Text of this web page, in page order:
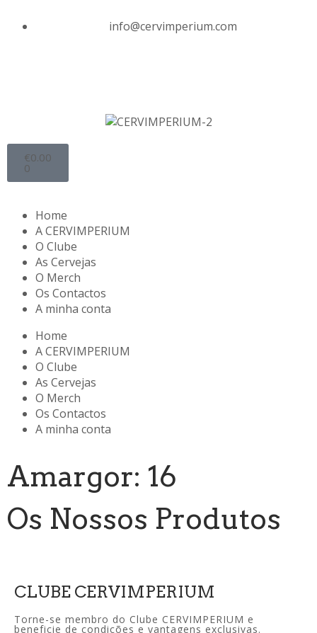
info@cervimperium.com
€0.00
0
Home
A CERVIMPERIUM
O Clube
As Cervejas
O Merch
Os Contactos
A minha conta
Home
A CERVIMPERIUM
O Clube
As Cervejas
O Merch
Os Contactos
A minha conta
Amargor: 16
Os Nossos Produtos
CLUBE CERVIMPERIUM
Torne-se membro do Clube CERVIMPERIUM e
beneficie de condições e vantagens exclusivas.